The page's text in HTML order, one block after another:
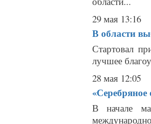
29 мая 13:16
В области
Стартовал
лучшее
28 мая 12:05
«Серебряное
В начале